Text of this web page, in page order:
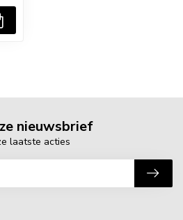
nieuwsbrief
laatste acties